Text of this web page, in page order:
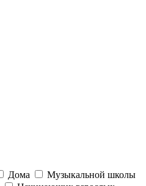
Дома
Музыкальной школы